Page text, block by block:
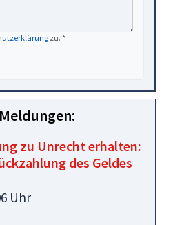
zu. *
zu Unrecht erhalten:
des Geldes
Uhr